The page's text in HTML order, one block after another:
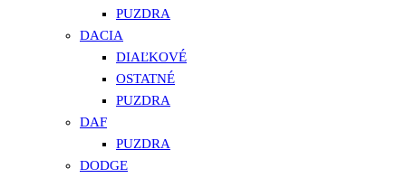
PUZDRA
DACIA
DIAĽKOVÉ
OSTATNÉ
PUZDRA
DAF
PUZDRA
DODGE